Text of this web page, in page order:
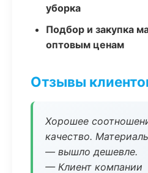
уборка
Подбор и закупка
оптовым ценам
Отзывы
Хорошее
качество.
— вышло дешевле.
— Клиент компании